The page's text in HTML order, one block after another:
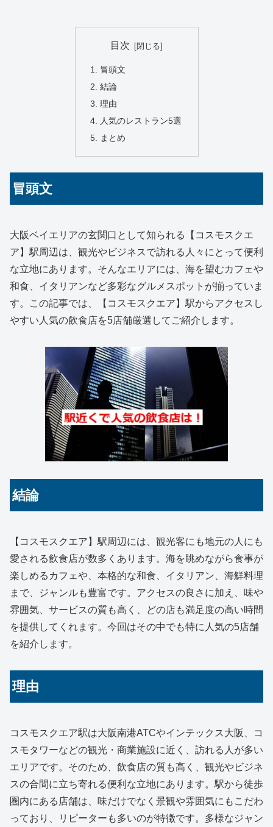
目次
冒頭文
結論
理由
人気のレストラン5選
まとめ
冒頭文
大阪ベイエリアの玄関口として知られる【コスモスクエ
ア】駅周辺は、観光やビジネスで訪れる人々にとって便利
な立地にあります。そんなエリアには、海を望むカフェや
和食、イタリアンなど多彩なグルメスポットが揃っていま
す。この記事では、【コスモスクエア】駅からアクセスし
やすい人気の飲食店を5店舗厳選してご紹介します。
結論
【コスモスクエア】駅周辺には、観光客にも地元の人にも
愛される飲食店が数多くあります。海を眺めながら食事が
楽しめるカフェや、本格的な和食、イタリアン、海鮮料理
まで、ジャンルも豊富です。アクセスの良さに加え、味や
雰囲気、サービスの質も高く、どの店も満足度の高い時間
を提供してくれます。今回はその中でも特に人気の5店舗
を紹介します。
理由
コスモスクエア駅は大阪南港ATCやインテックス大阪、コ
スモタワーなどの観光・商業施設に近く、訪れる人が多い
エリアです。そのため、飲食店の質も高く、観光やビジネ
スの合間に立ち寄れる便利な立地にあります。駅から徒歩
圏内にある店舗は、味だけでなく景観や雰囲気にもこだわ
っており、リピーターも多いのが特徴です。多様なジャン